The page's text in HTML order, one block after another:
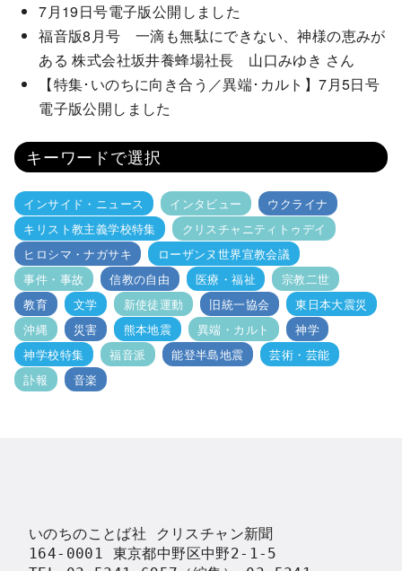
7月19日号電子版公開しました
福音版8月号 一滴も無駄にできない、神様の恵みが
ある 株式会社坂井養蜂場社長 山口みゆき さん
【特集･いのちに向き合う／異端･カルト】7月5日号
電子版公開しました
キーワードで選択
インサイド・ニュース インタビュー
ウクライナ
キリスト教主義学校特集
クリスチャニティトゥデイ
ヒロシマ・ナガサキ
ローザンヌ世界宣教会議
事件・事故
信教の自由 医療・福祉
宗教二世
教育
文学 新使徒運動 旧統一協会
東日本大震災
沖縄
災害 熊本地震 異端・カルト
神学
神学校特集
福音派 能登半島地震
芸術・芸能
訃報
音楽
いのちのことば社 クリスチャン新聞
164-0001 東京都中野区中野2-1-5